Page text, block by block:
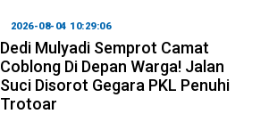
2026-08-04 10:29:06
Dedi Mulyadi Semprot Camat
Coblong Di Depan Warga! Jalan
Suci Disorot Gegara PKL Penuhi
Trotoar